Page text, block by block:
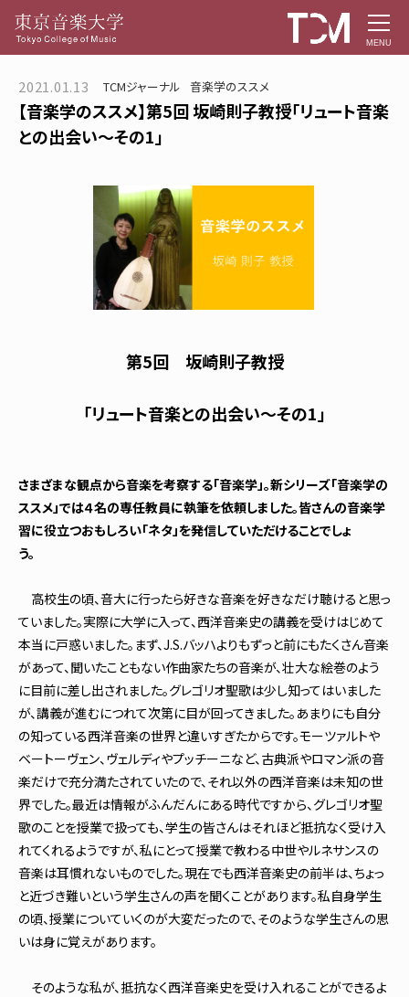
MENU
2021.01.13 TCMジャーナル 音楽学のススメ
【音楽学のススメ】第5回 坂崎則子教授「リュート音楽
との出会い～その1」
第5回 坂崎則子教授
「リュート音楽との出会い～その1」
さまざまな観点から音楽を考察する「音楽学」。新シリーズ「音楽学の
ススメ」では４名の専任教員に執筆を依頼しました。皆さんの音楽学
習に役立つおもしろい「ネタ」を発信していただけることでしょ
う。
高校生の頃、音大に行ったら好きな音楽を好きなだけ聴けると思っ
ていました。実際に大学に入って、西洋音楽史の講義を受けはじめて
本当に戸惑いました。まず、J.S.バッハよりもずっと前にもたくさん音楽
があって、聞いたこともない作曲家たちの音楽が、壮大な絵巻のよう
に目前に差し出されました。グレゴリオ聖歌は少し知ってはいました
が、講義が進むにつれて次第に目が回ってきました。あまりにも自分
の知っている西洋音楽の世界と違いすぎたからです。モーツァルトや
ベートーヴェン、ヴェルディやプッチーニなど、古典派やロマン派の音
楽だけで充分満たされていたので、それ以外の西洋音楽は未知の世
界でした。最近は情報がふんだんにある時代ですから、グレゴリオ聖
歌のことを授業で扱っても、学生の皆さんはそれほど抵抗なく受け入
れてくれるようですが、私にとって授業で教わる中世やルネサンスの
音楽は耳慣れないものでした。現在でも西洋音楽史の前半は、ちょっ
と近づき難いという学生さんの声を聞くことがあります。私自身学生
の頃、授業についていくのが大変だったので、そのような学生さんの思
いは身に覚えがあります。
そのような私が、抵抗なく西洋音楽史を受け入れることができるよ